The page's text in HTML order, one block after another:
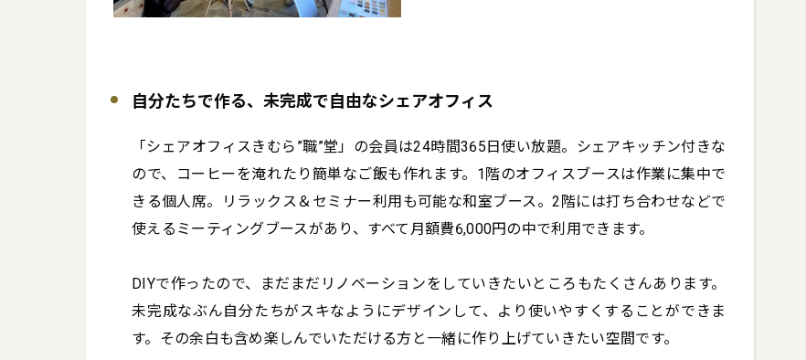
自分たちで作る、未完成で自由なシェアオフィス
「シェアオフィスきむら”職”堂」の会員は24時間365日使い放題。シェアキッチン付きな
ので、コーヒーを淹れたり簡単なご飯も作れます。1階のオフィスブースは作業に集中で
きる個人席。リラックス＆セミナー利用も可能な和室ブース。2階には打ち合わせなどで
使えるミーティングブースがあり、すべて月額費6,000円の中で利用できます。
DIYで作ったので、まだまだリノベーションをしていきたいところもたくさんあります。
未完成なぶん自分たちがスキなようにデザインして、より使いやすくすることができま
す。その余白も含め楽しんでいただける方と一緒に作り上げていきたい空間です。